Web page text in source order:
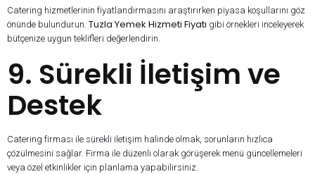
Catering hizmetlerinin fiyatlandırmasını araştırırken piyasa koşullarını göz
önünde bulundurun. Tuzla Yemek Hizmeti Fiyatı gibi örnekleri inceleyerek
bütçenize uygun teklifleri değerlendirin.
9. Sürekli İletişim ve
Destek
Catering firması ile sürekli iletişim halinde olmak, sorunların hızlıca
çözülmesini sağlar. Firma ile düzenli olarak görüşerek menü güncellemeleri
veya özel etkinlikler için planlama yapabilirsiniz.